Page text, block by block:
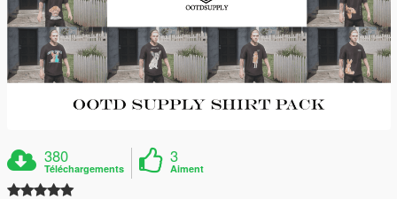
380
Téléchargements
3
Aiment